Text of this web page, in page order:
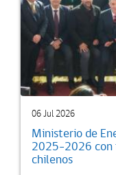
06 Jul 2026
Ministerio de
2025-2026 con
chilenos